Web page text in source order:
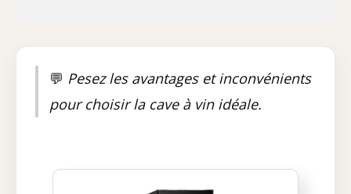
💬 Pesez les avantages et inconvénients
pour choisir la cave à vin idéale.